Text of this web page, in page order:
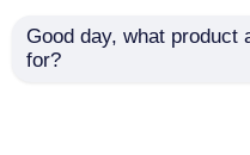
경우
28/410 플라스틱 트리
Good day, what product
for?